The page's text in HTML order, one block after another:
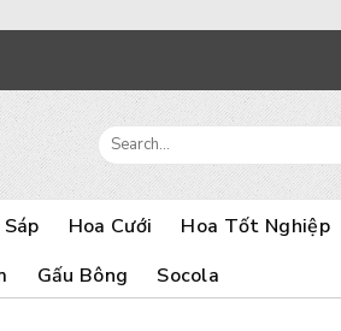
Search
for:
Hoa Cưới Hoa Tốt Nghiệp
Gấu Bông Socola